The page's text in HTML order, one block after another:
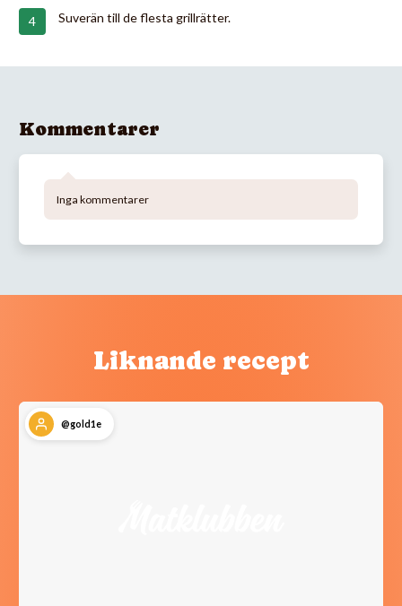
Suverän till de flesta grillrätter.
Kommentarer
Inga kommentarer
Liknande recept
@gold1e